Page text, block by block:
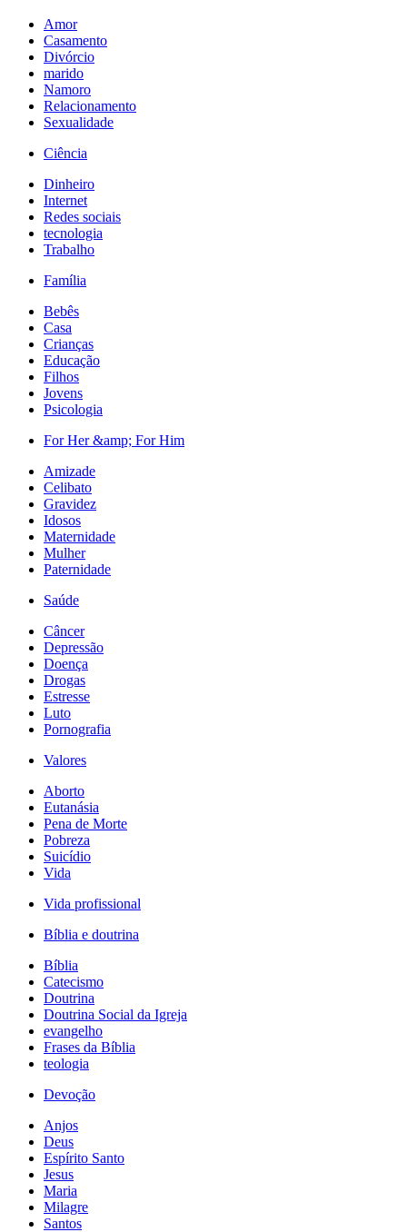
Amor
Casamento
Divórcio
marido
Namoro
Relacionamento
Sexualidade
Ciência
Dinheiro
Internet
Redes sociais
tecnologia
Trabalho
Família
Bebês
Casa
Crianças
Educação
Filhos
Jovens
Psicologia
For Her &amp; For Him
Amizade
Celibato
Gravidez
Idosos
Maternidade
Mulher
Paternidade
Saúde
Câncer
Depressão
Doença
Drogas
Estresse
Luto
Pornografia
Valores
Aborto
Eutanásia
Pena de Morte
Pobreza
Suicídio
Vida
Vida profissional
Bíblia e doutrina
Bíblia
Catecismo
Doutrina
Doutrina Social da Igreja
evangelho
Frases da Bíblia
teologia
Devoção
Anjos
Deus
Espírito Santo
Jesus
Maria
Milagre
Santos